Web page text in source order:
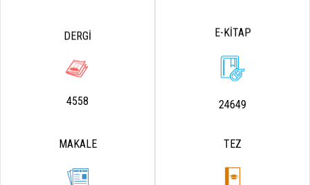
DERGİ
4558
E-KİTAP
24649
MAKALE TEZ